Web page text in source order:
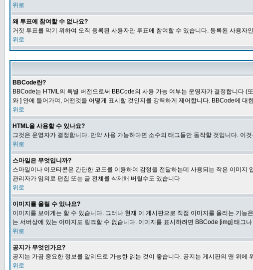
위로
왜 투표에 참여할 수 없나요?
거짓 투표를 막기 위하여 오직 등록된 사용자만 투표에 참여할 수 있습니다. 등록된 사용자
위로
BBCode란?
BBCode는 HTML의 특별 버전으로써 BBCode의 사용 가능 여부는 운영자가 결정합니다
와 ] 안에 들어가며, 어떤것을 어떻게 표시할 것인지를 강력하게 제어합니다. BBCode에 대
위로
HTML을 사용할 수 있나요?
그것은 운영자가 결정합니다. 만약 사용 가능하다면 소수의 태그들만 동작할 것입니다. 이
위로
스마일은 무엇입니까?
스마일이나 이모티콘은 간단한 코드를 이용하여 감정을 전달하는데 사용되는 작은 이미
관리자가 임의로 편집 또는 글 전체를 삭제해 버릴수도 있습니다
위로
이미지를 올릴 수 있나요?
이미지를 보이게는 할 수 있습니다. 그러나 현재 이 게시판으로 직접 이미지를 올리는 기
는 서버상에 있는 이미지도 링크할 수 없습니다. 이미지를 표시하려면 BBCode [img] 태그
위로
공지가 무엇인가요?
공지는 가끔 중요한 정보를 알리므로 가능한 읽는 것이 좋습니다. 공지는 게시판의 맨 위
위로